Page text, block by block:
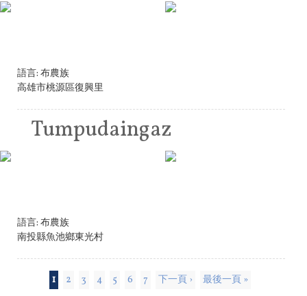
語言: 布農族
高雄市桃源區復興里
Tumpudaingaz
語言: 布農族
南投縣魚池鄉東光村
頁面1 2 3 4 5 6 7 下一頁 › 最後一頁 »